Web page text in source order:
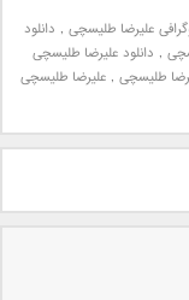
علیرضا طلیسچی , دانلود
, دانلود علیرضا طلیسچی
طلیسچی , علیرضا طلیسچی